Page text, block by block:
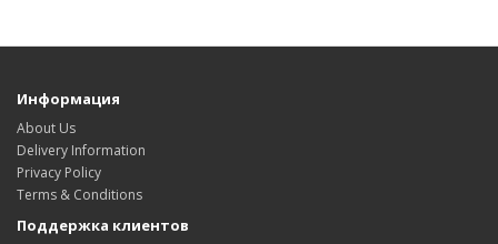
Информация
About Us
Delivery Information
Privacy Policy
Terms & Conditions
Поддержка клиентов